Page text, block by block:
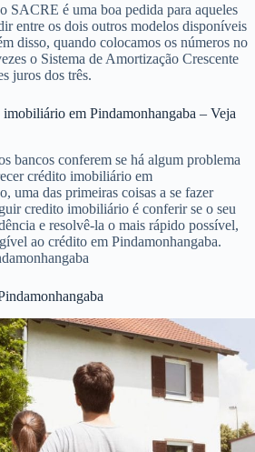
SACRE é uma boa pedida para aqueles
entre os dois outros modelos disponíveis
disso, quando colocamos os números no
o Sistema de Amortização Crescente
juros dos três.
em Pindamonhangaba – Veja
bancos conferem se há algum problema
crédito imobiliário em
uma das primeiras coisas a se fazer
credito imobiliário é conferir se o seu
e resolvê-la o mais rápido possível,
ao crédito em Pindamonhangaba.